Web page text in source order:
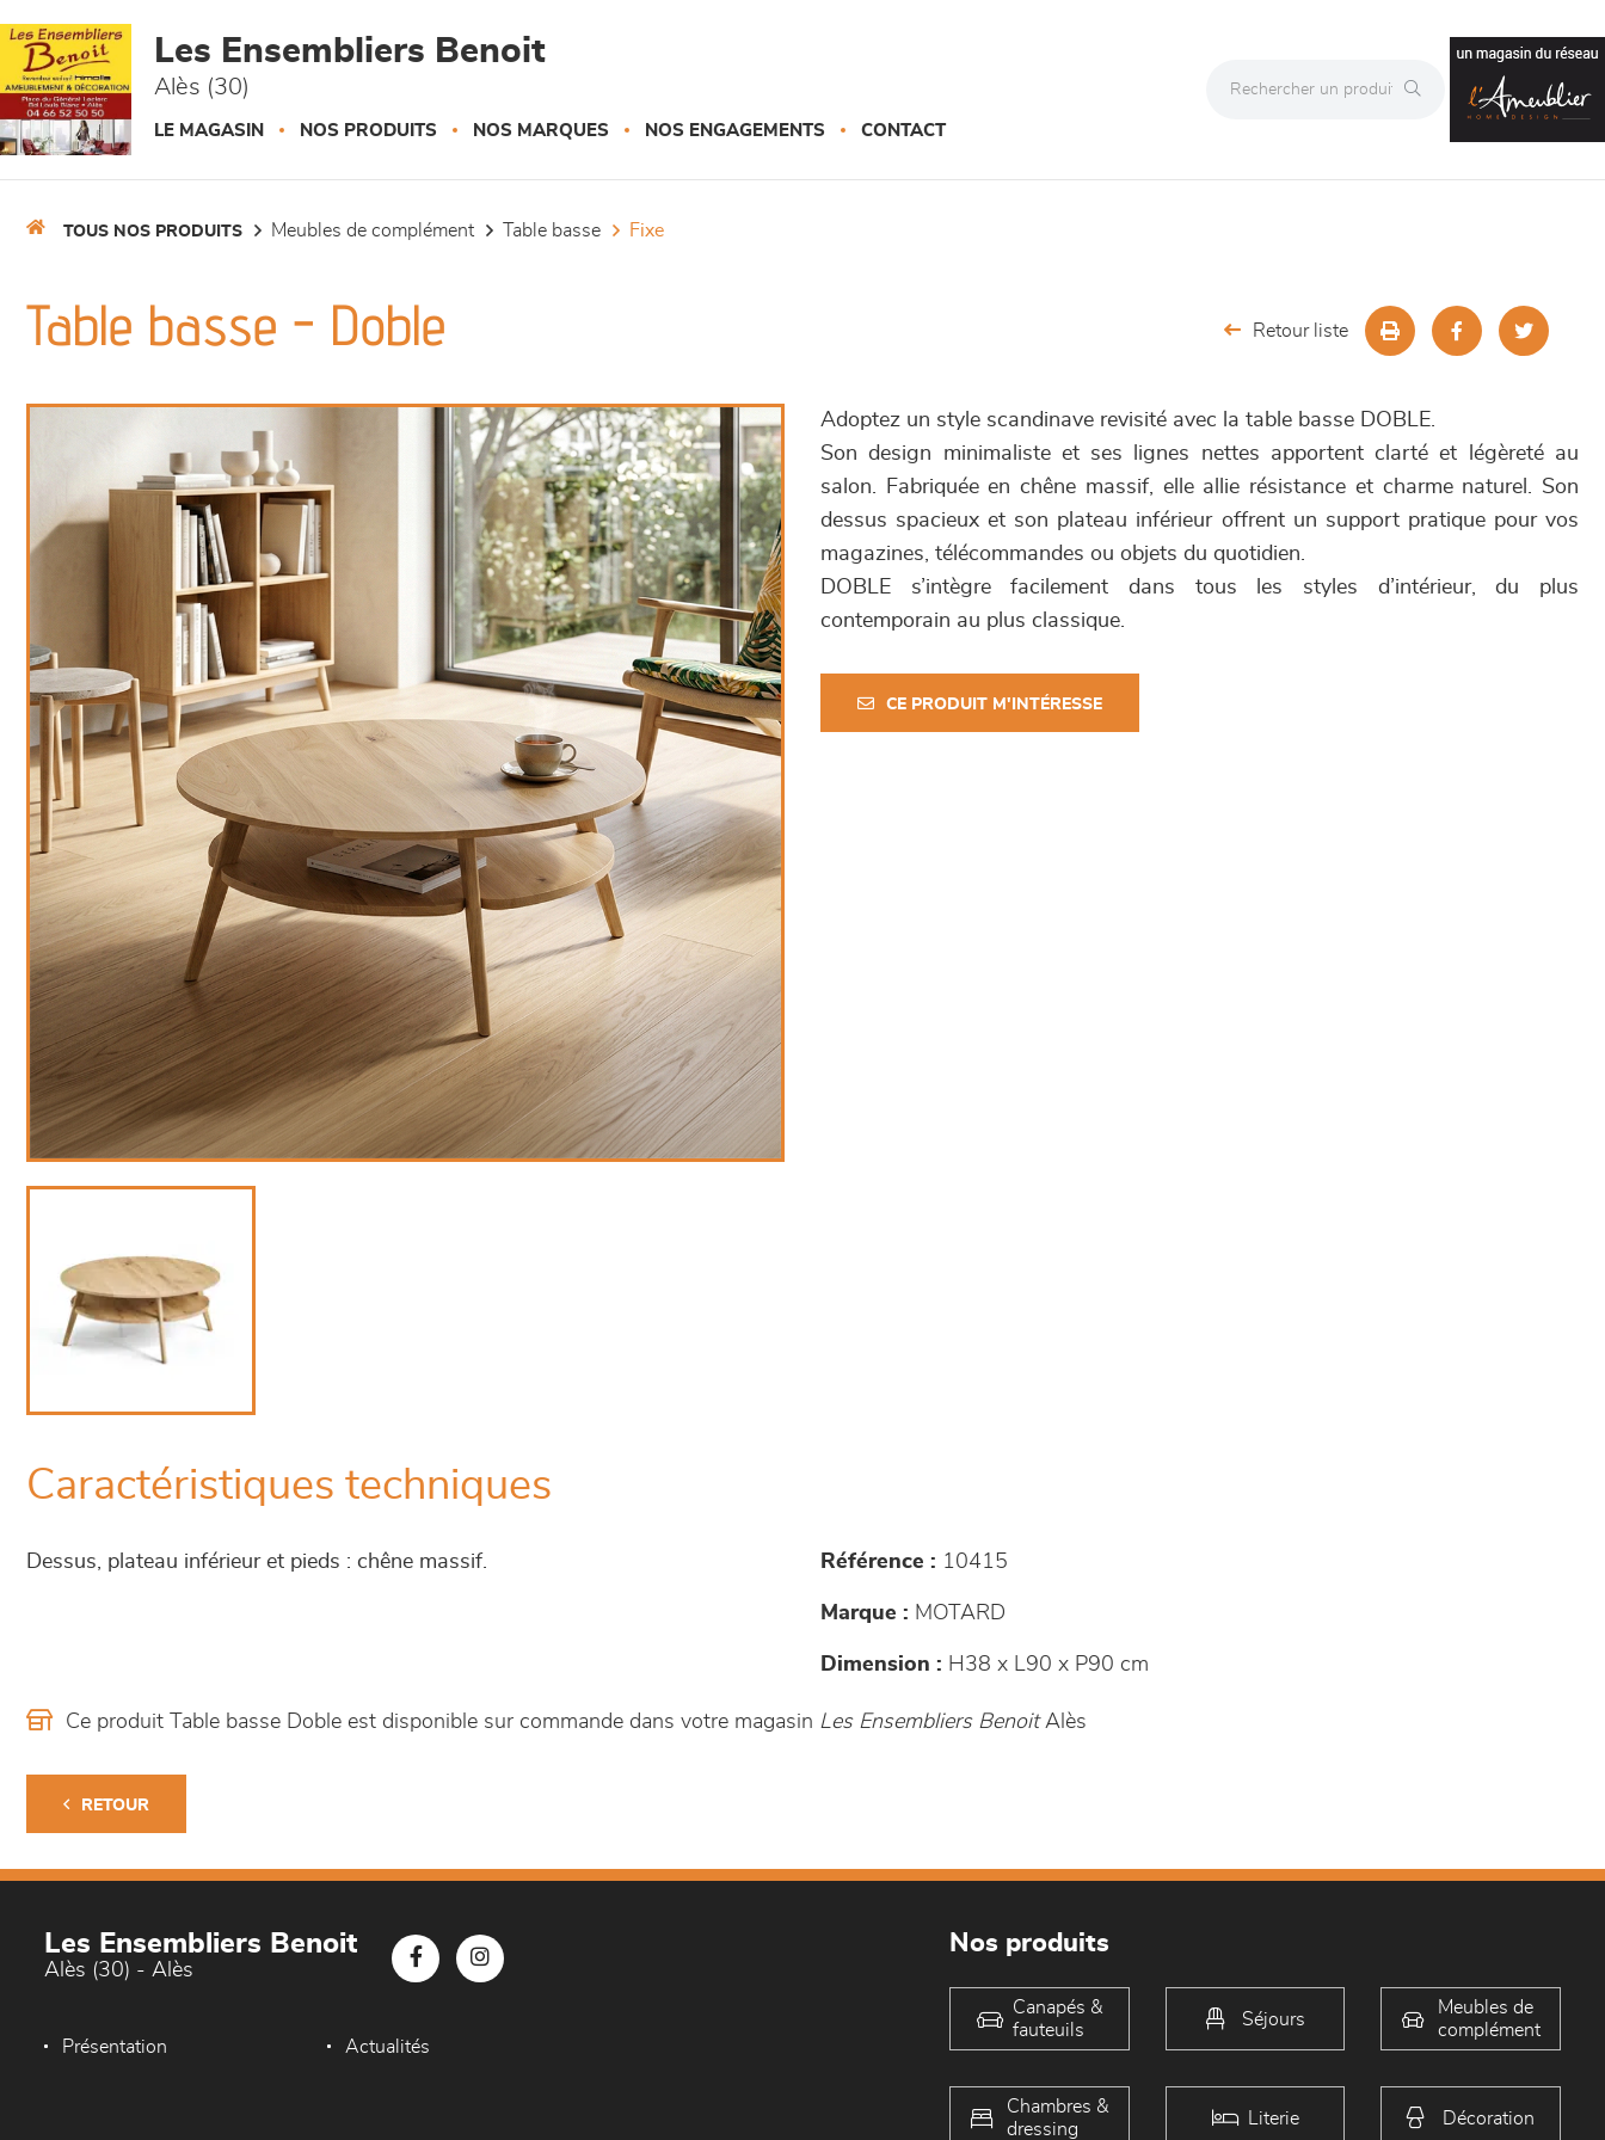
Les Ensembliers Benoit
Alès (30)
LE MAGASIN NOS PRODUITS NOS MARQUES NOS ENGAGEMENTS CONTACT
TOUS NOS PRODUITS meubles de complément table basse fixe
Table basse - Doble Retour liste
Adoptez un style scandinave revisité avec la table basse DOBLE.
Son design minimaliste et ses lignes nettes apportent clarté et légèreté au
salon. Fabriquée en chêne massif, elle allie résistance et charme naturel. Son
dessus spacieux et son plateau inférieur offrent un support pratique pour vos
magazines, télécommandes ou objets du quotidien.
DOBLE s’intègre facilement dans tous les styles d’intérieur, du plus
contemporain au plus classique.
CE PRODUIT M'INTÉRESSE
Caractéristiques techniques
Dessus, plateau inférieur et pieds : chêne massif. Référence : 10415
Marque : MOTARD
Dimension : H38 x L90 x P90 cm
Ce produit Table basse Doble est disponible sur commande dans votre magasin Les Ensembliers BenoitAlès
RETOUR
Les Ensembliers Benoit
Alès (30) - Alès
Présentation Actualités
Nos produits
Canapés &
fauteuils
Séjours
Meubles de
complément
Chambres &
dressing
Literie Décoration